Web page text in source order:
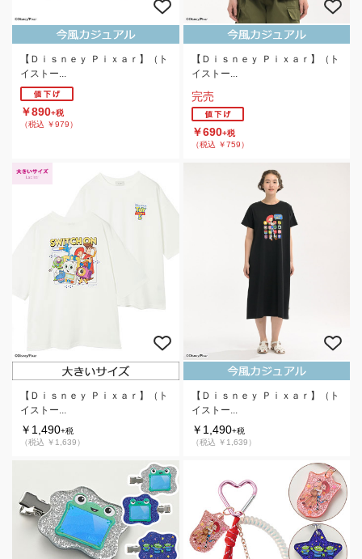
【Ｄｉｓｎｅｙ Ｐｉｘａｒ】（ト
イストー...
￥890+税
（税込 ￥979）
【Ｄｉｓｎｅｙ Ｐｉｘａｒ】（ト
イストー...
完売
￥690+税
（税込 ￥759）
【Ｄｉｓｎｅｙ Ｐｉｘａｒ】（ト
イストー...
￥1,490+税
（税込 ￥1,639）
【Ｄｉｓｎｅｙ Ｐｉｘａｒ】（ト
イストー...
￥1,490+税
（税込 ￥1,639）